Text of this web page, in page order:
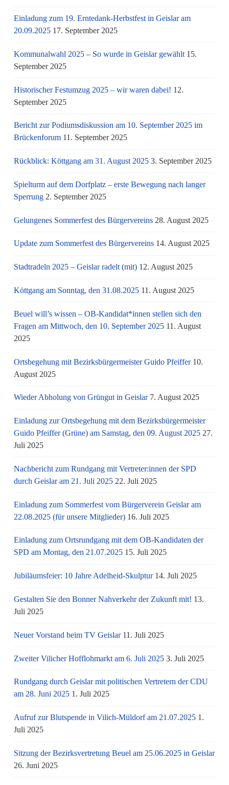
Einladung zum 19. Erntedank-Herbstfest in Geislar am
20.09.2025 17. September 2025
Kommunalwahl 2025 – So wurde in Geislar gewählt 15.
September 2025
Historischer Festumzug 2025 – wir waren dabei! 12.
September 2025
Bericht zur Podiumsdiskussion am 10. September 2025 im
Brückenforum 11. September 2025
Rückblick: Köttgang am 31. August 2025 3. September 2025
Spielturm auf dem Dorfplatz – erste Bewegung nach langer
Sperrung 2. September 2025
Gelungenes Sommerfest des Bürgervereins 28. August 2025
Update zum Sommerfest des Bürgervereins 14. August 2025
Stadtradeln 2025 – Geislar radelt (mit) 12. August 2025
Köttgang am Sonntag, den 31.08.2025 11. August 2025
Beuel will’s wissen – OB-Kandidat*innen stellen sich den
Fragen am Mittwoch, den 10. September 2025 11. August
2025
Ortsbegehung mit Bezirksbürgermeister Guido Pfeiffer 10.
August 2025
Wieder Abholung von Grüngut in Geislar 7. August 2025
Einladung zur Ortsbegehung mit dem Bezirksbürgermeister
Guido Pfeiffer (Grüne) am Samstag, den 09. August 2025 27.
Juli 2025
Nachbericht zum Rundgang mit Vertreter:innen der SPD
durch Geislar am 21. Juli 2025 22. Juli 2025
Einladung zum Sommerfest vom Bürgerverein Geislar am
22.08.2025 (für unsere Mitglieder) 16. Juli 2025
Einladung zum Ortsrundgang mit dem OB-Kandidaten der
SPD am Montag, den 21.07.2025 15. Juli 2025
Jubiläumsfeier: 10 Jahre Adelheid-Skulptur 14. Juli 2025
Gestalten Sie den Bonner Nahverkehr der Zukunft mit! 13.
Juli 2025
Neuer Vorstand beim TV Geislar 11. Juli 2025
Zweiter Vilicher Hofflohmarkt am 6. Juli 2025 3. Juli 2025
Rundgang durch Geislar mit politischen Vertretern der CDU
am 28. Juni 2025 1. Juli 2025
Aufruf zur Blutspende in Vilich-Müldorf am 21.07.2025 1.
Juli 2025
Sitzung der Bezirksvertretung Beuel am 25.06.2025 in Geislar
26. Juni 2025